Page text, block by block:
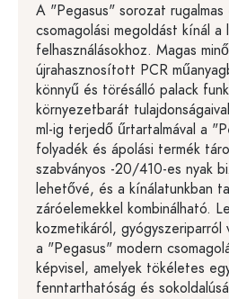
A "Pegasus" sorozat
csomagolási megoldást kínál a
felhasználásokhoz. Magas
újrahasznosított PCR
könnyű és törésálló palack
környezetbarát
ml-ig terjedő űrtartalmával a
folyadék és ápolási termék
szabványos -20/410-es nyak
lehetővé, és a kínálatunkban
záróelemekkel kombinálható.
kozmetikáról, gyógyszeriparról
a "Pegasus" modern
képvisel, amelyek tökéletes
fenntarthatóság és